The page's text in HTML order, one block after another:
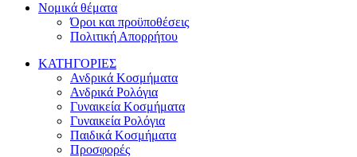
Νομικά θέματα
Όροι και προϋποθέσεις
Πολιτική Απορρήτου
ΚΑΤΗΓΟΡΙΕΣ
Ανδρικά Κοσμήματα
Ανδρικά Ρολόγια
Γυναικεία Κοσμήματα
Γυναικεία Ρολόγια
Παιδικά Κοσμήματα
Προσφορές